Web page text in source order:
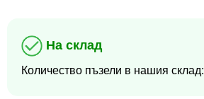
На склад
Количество пъзели в нашия склад: